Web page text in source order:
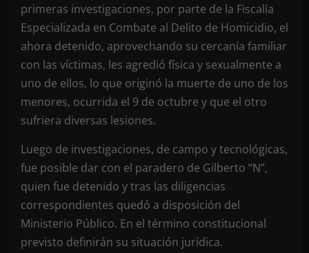
primeras investigaciones, por parte de la Fiscalía
Especializada en Combate al Delito de Homicidio, el
ahora detenido, aprovechando su cercanía familiar
con las víctimas, les agredió física y sexualmente a
uno de ellos, lo que originó la muerte de uno de los
menores, ocurrida el 9 de octubre y que el otro
sufriera diversas lesiones.
Luego de investigaciones, de campo y tecnológicas,
fue posible dar con el paradero de Gilberto “N”,
quien fue detenido y tras las diligencias
correspondientes quedó a disposición del
Ministerio Público. En el término constitucional
previsto definirán su situación jurídica.